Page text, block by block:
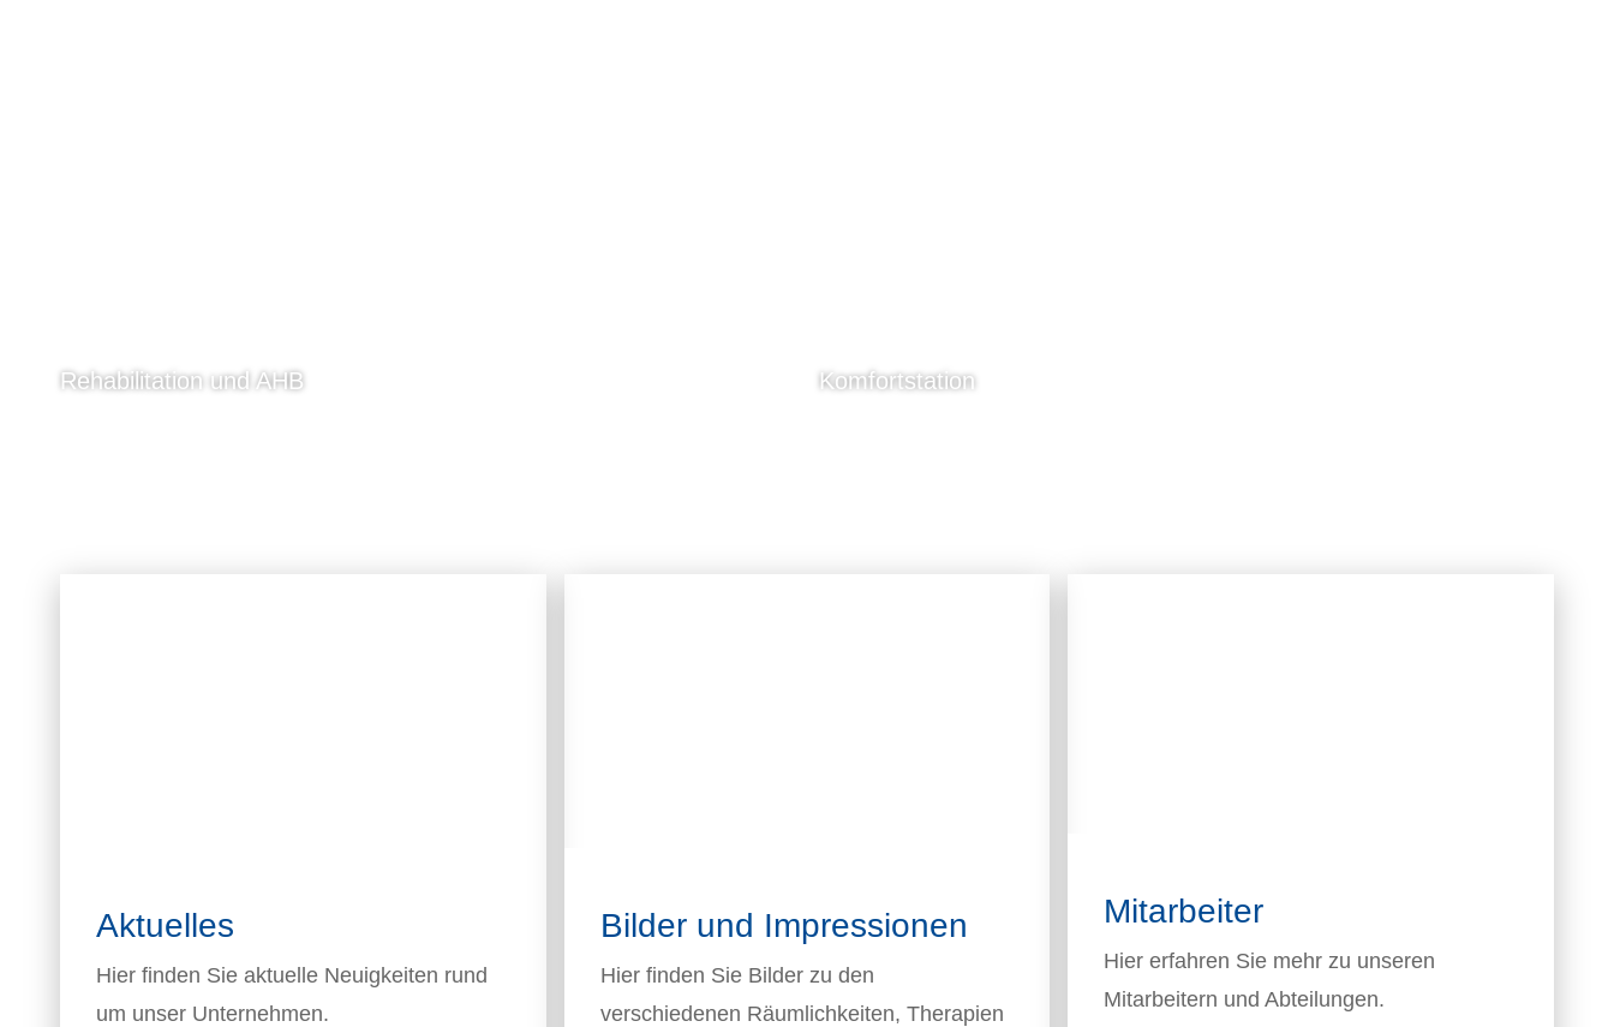
Rehabilitation und AHB Komfortstation
Aktuelles
Hier finden Sie aktuelle Neuigkeiten rund
um unser Unternehmen.
Bilder und Impressionen
Hier finden Sie Bilder zu den
verschiedenen Räumlichkeiten, Therapien
Mitarbeiter
Hier erfahren Sie mehr zu unseren
Mitarbeitern und Abteilungen.